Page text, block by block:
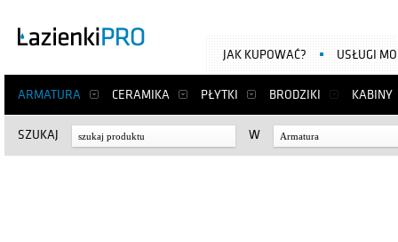
ARMATURA CERAMIKA PŁYTKI BRODZIKI KABINY
JAK KUPOWAĆ? USŁUGI
SZUKAJ W Armatura